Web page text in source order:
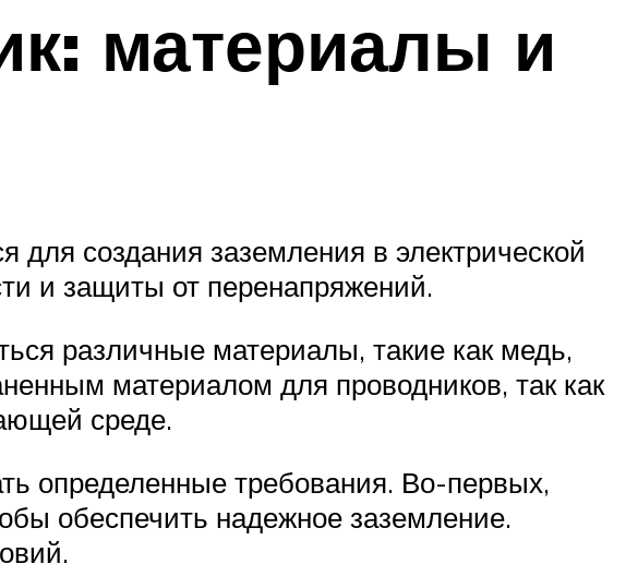
материалы и
для создания заземления в электрической
и защиты от перенапряжений.
различные материалы, такие как медь,
материалом для проводников, так как
среде.
определенные требования. Во-первых,
обеспечить надежное заземление.